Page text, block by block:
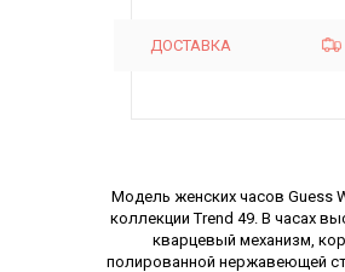
ДОСТАВКА
Описание
Модель женских часов Guess
коллекции Trend 49. В часах
кварцевый механизм,
полированной нержавеющей